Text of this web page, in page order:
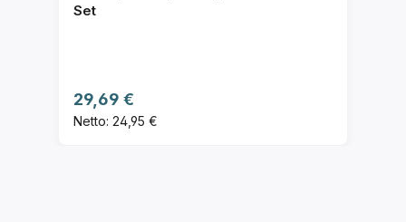
Set
Regulärer Preis:
29,69 €
Netto: 24,95 €